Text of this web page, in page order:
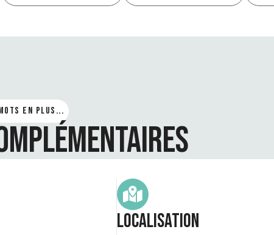
en plus...
Localisation